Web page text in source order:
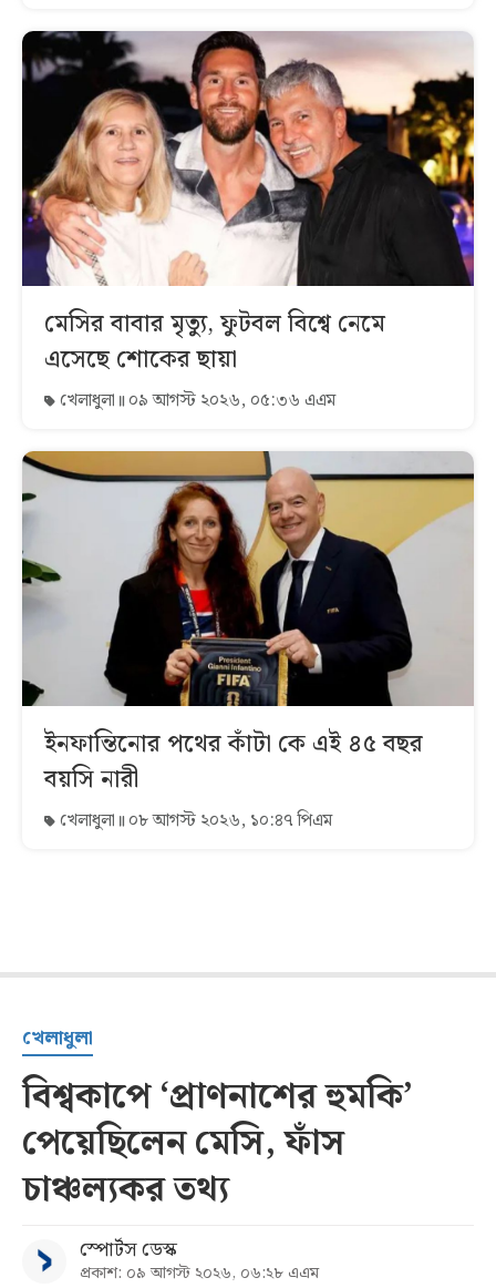
মেসির বাবার মৃত্যু, ফুটবল বিশ্বে নেমে
এসেছে শোকের ছায়া
খেলাধুলা ০৯ আগস্ট ২০২৬, ০৫:৩৬ এএম
ইনফান্তিনোর পথের কাঁটা কে এই ৪৫ বছর
বয়সি নারী
খেলাধুলা ০৮ আগস্ট ২০২৬, ১০:৪৭ পিএম
খেলাধুলা
বিশ্বকাপে ‘প্রাণনাশের হুমকি’
পেয়েছিলেন মেসি, ফাঁস
চাঞ্চল্যকর তথ্য
স্পোর্টস ডেস্ক
প্রকাশ: ০৯ আগস্ট ২০২৬, ০৬:২৮ এএম